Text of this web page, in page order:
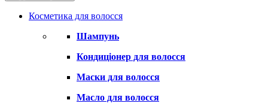
Косметика для волосся
Шампунь
Кондиціонер для волосся
Маски для волосся
Масло для волосся